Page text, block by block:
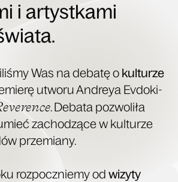
i artystkami
Was na deba­tę o kul­tu­rze
utwo­ru Andreya Evdo­ki­
. Deba­ta pozwo­li­ła
zacho­dzą­ce w kul­tu­rze
przemiany.
roz­pocz­nie­my od wizy­ty